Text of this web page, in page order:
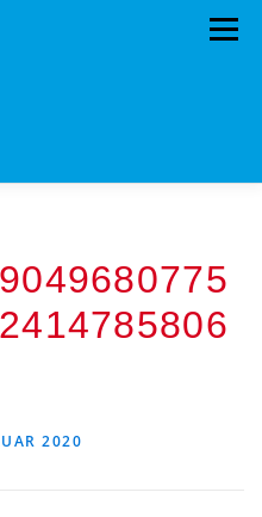
Menü
KONTAKT
2020